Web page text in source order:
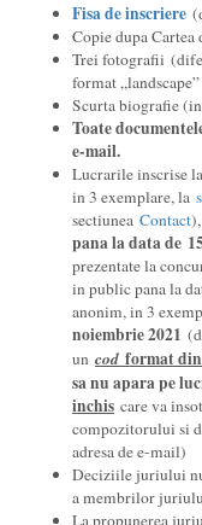
Fisa de inscriere
Copie dupa Cartea
Trei fotografii
format
Scurta biografie
Toate
e-mail.
Lucrarile inscrise
in 3 exemplare, la
sectiunea Contact),
pana la data de
prezentate la
in public pana la
anonim, in 3
noiembrie 2021
un cod format
sa nu apara pe
inchis care va
compozitorului si
adresa de e-mail)
Deciziile juriului
a membrilor
La propunerea